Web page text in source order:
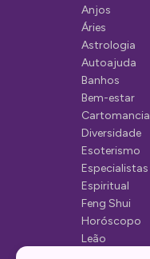
o
d
e
P
o
s
t
Anjos
Áries
Astrologia
Autoajuda
Banhos
Bem-estar
Cartomancia
Diversidade
Esoterismo
Especialistas
Espiritual
Feng Shui
Horóscopo
Leão